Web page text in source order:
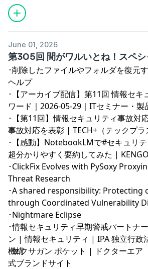
June 01, 2026
第305回 間がワルいとね！スペシ
･削除したファイルやフォルダを復元
ヘルプ
･ 【アーカイブ配信】第11回 情報セ
ワード｜2026-05-29｜ITセミナー・製
･ 【第11回】情報セキュリティ事故対
事故対応を表彰 | TECH+（テックプラ
･ 【感動】NotebookLMで#セキュリ
超分かりやすく要約してみた |
･ClickFix Evolves with PySoxy
Threat Research
･A shared responsibility: Protecting
through Coordinated Vulnerability
･Nightmare Eclipse
･情報セキュリティ早期警戒パートナ
ン | 情報セキュリティ | IPA 独立行政
機構
･エクサガン ポケット | ドクターエア
式ブランドサイト